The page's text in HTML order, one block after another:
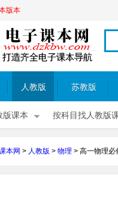
版本
人教版 苏教版
版课本 按科目找人教版
本网 > 人教版 > 物理 > 高一物理必